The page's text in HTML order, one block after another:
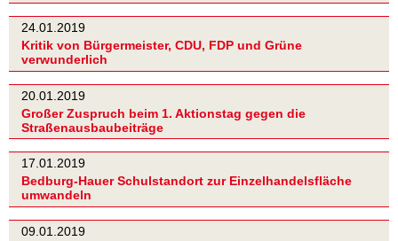
24.01.2019
Kritik von Bürgermeister, CDU, FDP und Grüne
verwunderlich
20.01.2019
Großer Zuspruch beim 1. Aktionstag gegen die
Straßenausbaubeiträge
17.01.2019
Bedburg-Hauer Schulstandort zur Einzelhandelsfläche
umwandeln
09.01.2019